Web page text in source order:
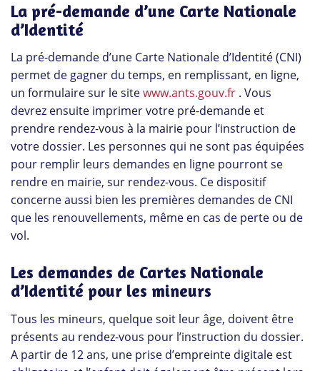
La pré-demande d’une Carte Nationale
d’Identité
La pré-demande d’une Carte Nationale d’Identité (CNI)
permet de gagner du temps, en remplissant, en ligne,
un formulaire sur le sitewww.ants.gouv.fr . Vous
devrez ensuite imprimer votre pré-demande et
prendre rendez-vous à la mairie pour l’instruction de
votre dossier. Les personnes qui ne sont pas équipées
pour remplir leurs demandes en ligne pourront se
rendre en mairie, sur rendez-vous. Ce dispositif
concerne aussi bien les premières demandes de CNI
que les renouvellements, même en cas de perte ou de
vol.
Les demandes de Cartes Nationale
d’Identité pour les mineurs
Tous les mineurs, quelque soit leur âge, doivent être
présents au rendez-vous pour l’instruction du dossier.
A partir de 12 ans, une prise d’empreinte digitale est